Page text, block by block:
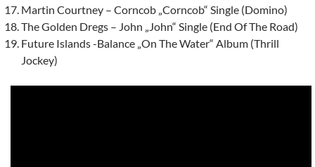
Martin Courtney – Corncob „Corncob“ Single (Domino)
The Golden Dregs – John „John“ Single (End Of The Road)
Future Islands -Balance „On The Water“ Album (Thrill
Jockey)